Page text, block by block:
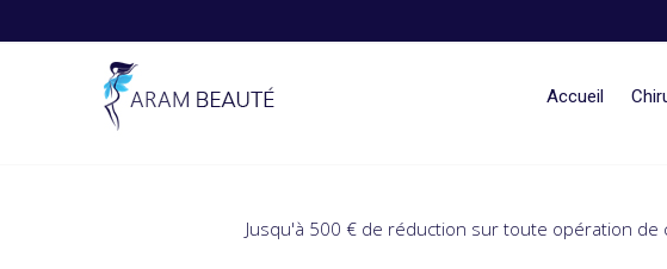
to
Accueil
Jusqu'à 500 € de réduction sur toute opération de